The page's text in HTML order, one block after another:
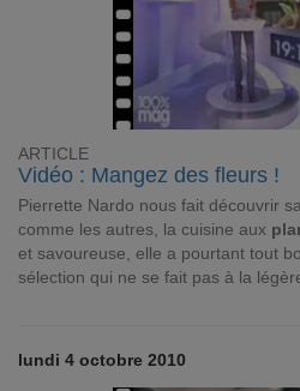
ARTICLE
Vidéo : Mangez des fleurs !
Pierrette Nardo nous fait découvrir
comme les autres, la cuisine aux
et savoureuse, elle a pourtant tout
sélection qui ne se fait pas à la
lundi 4 octobre 2010